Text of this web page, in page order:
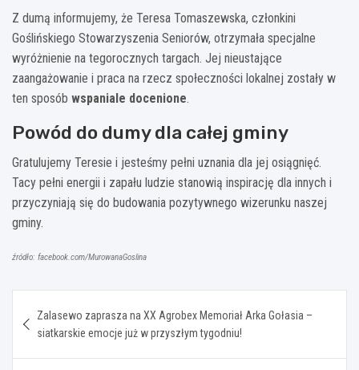
Z dumą informujemy, że Teresa Tomaszewska, członkini
Goślińskiego Stowarzyszenia Seniorów, otrzymała specjalne
wyróżnienie na tegorocznych targach. Jej nieustające
zaangażowanie i praca na rzecz społeczności lokalnej zostały w
ten sposób wspaniale docenione.
Powód do dumy dla całej gminy
Gratulujemy Teresie i jesteśmy pełni uznania dla jej osiągnięć.
Tacy pełni energii i zapału ludzie stanowią inspirację dla innych i
przyczyniają się do budowania pozytywnego wizerunku naszej
gminy.
źródło: facebook.com/MurowanaGoslina
wpisu
Zalasewo zaprasza na XX Agrobex Memoriał Arka Gołasia –
siatkarskie emocje już w przyszłym tygodniu!